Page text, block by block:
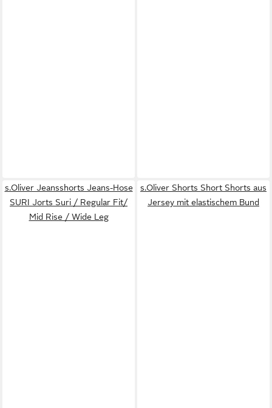
s.Oliver Jeansshorts Jeans-Hose
SURI Jorts Suri / Regular Fit/
Mid Rise / Wide Leg
s.Oliver Shorts Short Shorts aus
Jersey mit elastischem Bund